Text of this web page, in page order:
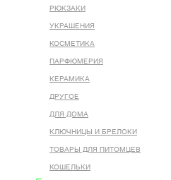
РЮКЗАКИ
УКРАШЕНИЯ
КОСМЕТИКА
ПАРФЮМЕРИЯ
КЕРАМИКА
ДРУГОЕ
ДЛЯ ДОМА
КЛЮЧНИЦЫ И БРЕЛОКИ
ТОВАРЫ ДЛЯ ПИТОМЦЕВ
КОШЕЛЬКИ